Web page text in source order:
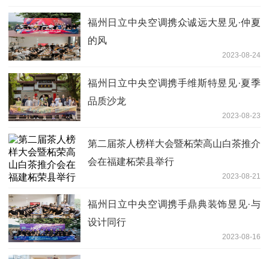
福州日立中央空调携众诚远大昱见·仲夏
的风
2023-08-24
福州日立中央空调携手维斯特昱见·夏季
品质沙龙
2023-08-23
第二届茶人榜样大会暨柘荣高山白茶推介
会在福建柘荣县举行
2023-08-21
福州日立中央空调携手鼎典装饰昱见·与
设计同行
2023-08-16